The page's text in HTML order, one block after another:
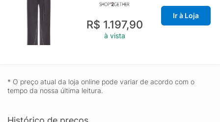
R$ 1.197,90
à vista
Ir à Loja
* O preço atual da loja online pode variar de acordo com o
tempo da nossa última leitura.